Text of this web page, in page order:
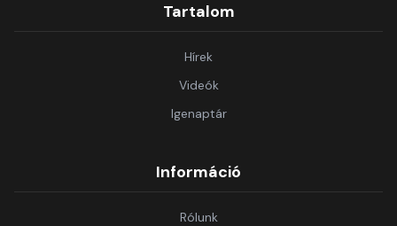
Tartalom
Hírek
Videók
Igenaptár
Információ
Rólunk